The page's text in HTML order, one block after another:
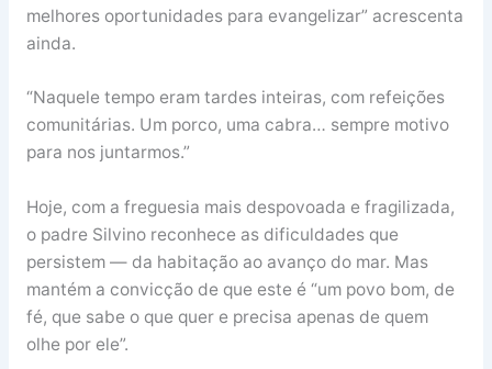
melhores oportunidades para evangelizar” acrescenta
ainda.
“Naquele tempo eram tardes inteiras, com refeições
comunitárias. Um porco, uma cabra… sempre motivo
para nos juntarmos.”
Hoje, com a freguesia mais despovoada e fragilizada,
o padre Silvino reconhece as dificuldades que
persistem — da habitação ao avanço do mar. Mas
mantém a convicção de que este é “um povo bom, de
fé, que sabe o que quer e precisa apenas de quem
olhe por ele”.